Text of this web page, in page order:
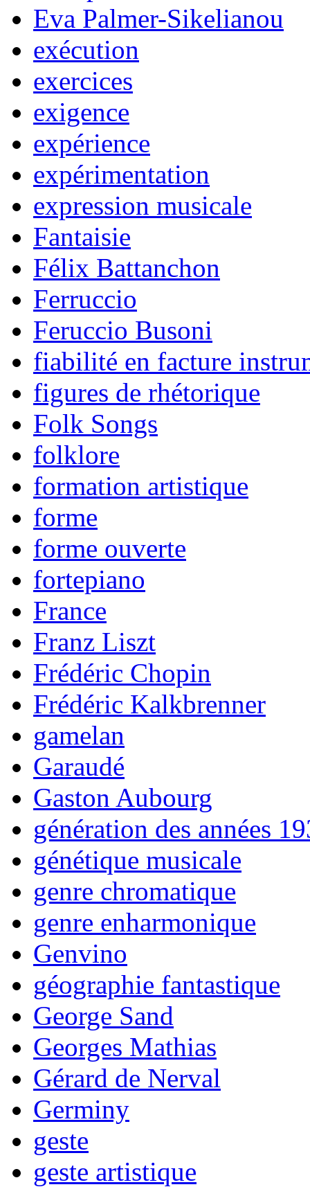
Eva Palmer-Sikelianou
exécution
exercices
exigence
expérience
expérimentation
expression musicale
Fantaisie
Félix Battanchon
Ferruccio
Feruccio Busoni
fiabilité en facture
figures de rhétorique
Folk Songs
folklore
formation artistique
forme
forme ouverte
fortepiano
France
Franz Liszt
Frédéric Chopin
Frédéric Kalkbrenner
gamelan
Garaudé
Gaston Aubourg
génération des années
génétique musicale
genre chromatique
genre enharmonique
Genvino
géographie fantastique
George Sand
Georges Mathias
Gérard de Nerval
Germiny
geste
geste artistique